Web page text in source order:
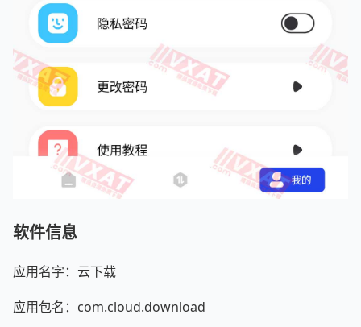
软件信息
应用名字：云下载
应用包名：com.cloud.download